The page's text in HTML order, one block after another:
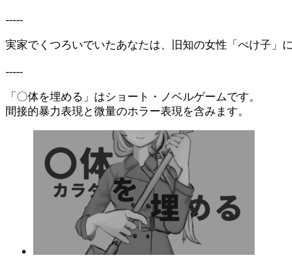
-----
実家でくつろいでいたあなたは、旧知の女性「ぺけ子」
-----
「〇体を埋める」はショート・ノベルゲームです。
間接的暴力表現と微量のホラー表現を含みます。